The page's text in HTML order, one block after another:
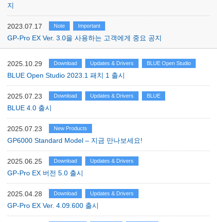
지
2023.07.17 Note Important
GP-Pro EX Ver. 3.0을 사용하는 고객에게 중요 공지
2025.10.29 Download Updates & Drivers BLUE Open Studio
BLUE Open Studio 2023.1 패치 1 출시
2025.07.23 Download Updates & Drivers BLUE
BLUE 4.0 출시
2025.07.23 New Products
GP6000 Standard Model – 지금 만나보세요!
2025.06.25 Download Updates & Drivers
GP-Pro EX 버전 5.0 출시
2025.04.28 Download Updates & Drivers
GP-Pro EX Ver. 4.09.600 출시